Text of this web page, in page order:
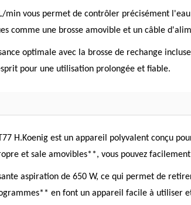
min vous permet de contrôler précisément
comme une brosse amovible et un câble
optimale avec la brosse de rechange
pour une utilisation prolongée et fiable.
H.Koenig est un appareil polyvalent conçu
et sale amovibles**, vous pouvez
aspiration de 650 W, ce qui permet de
en font un appareil facile à utiliser